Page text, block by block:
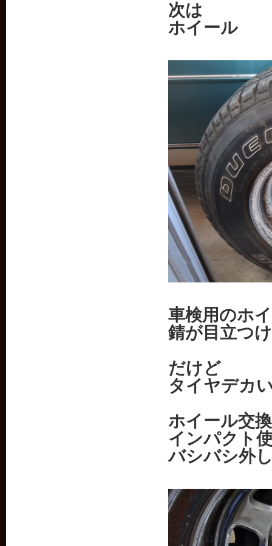
次は
ホイール
車検用のホ
錆が目立つ
だけど
タイヤデカ
ホイール交
インパクト
バシバシ外